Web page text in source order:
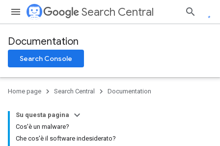
Search Central
Documentation
Search Console
Home page Search Central Documentation
Su questa pagina
Cos'è un malware?
Che cos'è il software indesiderato?